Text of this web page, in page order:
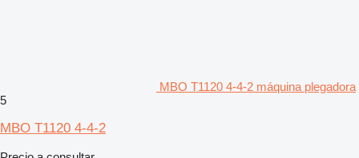
MBO T1120 4-4-2 máquina plegadora
5
MBO T1120 4-4-2